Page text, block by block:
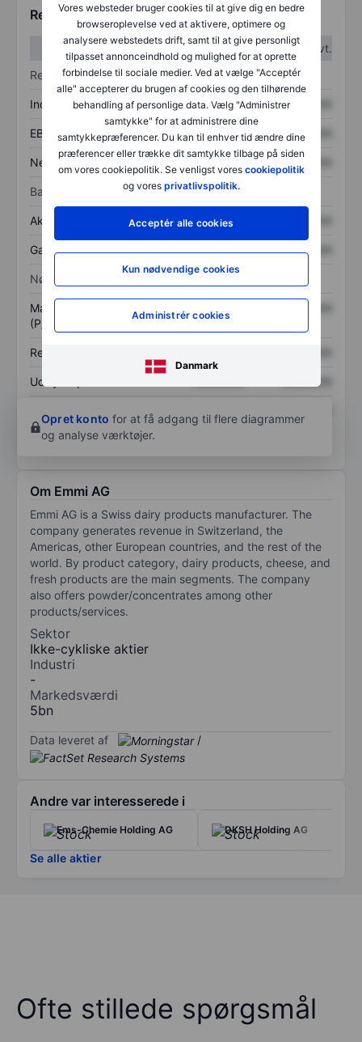
Vores websteder bruger cookies til at give dig en bedre
browseroplevelse ved at aktivere, optimere og
analysere webstedets drift, samt til at give personligt
tilpasset annonceindhold og mulighed for at oprette
forbindelse til sociale medier. Ved at vælge "Acceptér
alle" accepterer du brugen af cookies og den tilhørende
behandling af personlige data. Vælg "Administrer
samtykke" for at administrere dine
samtykkepræferencer. Du kan til enhver tid ændre dine
præferencer eller trække dit samtykke tilbage på siden
om vores cookiepolitik. Se venligst vores cookiepolitik
og vores privatlivspolitik.
Acceptér alle cookies
Kun nødvendige cookies
Administrér cookies
Danmark
Regnskabstal
1. kvt.
2. kvt.
Resultatopgørelse
Indtægter XXXXXXX XXXXXXX
EBITDA XXXXXXX XXXXXXX
Nettoresultat XXXXXXX
Balance
Aktiver i alt XXXXXXX
Gæld XXXXXXX XXXXXXX
Nøgletal
Markedsværdi/omsætning
(P/S)
Resultat pr. aktie (EPS)
Udbytte pr. aktie XXXXXXX
Opret konto for at få adgang til flere diagrammer
og analyse værktøjer.
Om Emmi AG
Emmi AG is a Swiss dairy products manufacturer. The
company generates revenue in Switzerland, the
Americas, other European countries, and the rest of the
world. By product category, dairy products, cheese, and
fresh products are the main segments. The company
also offers powder/concentrates among other
products/services.
Sektor
Ikke-cykliske aktier
Industri
-
Markedsværdi
5bn
Data leveret af /
Andre var interesserede i
Ems-Chemie Holding AG DKSH Holding AG
Se alle aktier
Ofte stillede spørgsmål